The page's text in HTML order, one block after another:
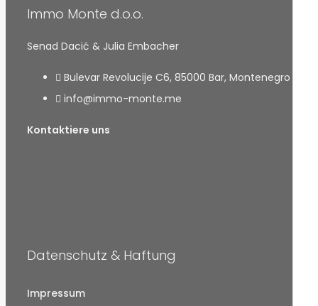
Immo Monte d.o.o.
Senad Dacić & Julia Embacher
Bulevar Revolucije C6, 85000 Bar, Montenegro
info@immo-monte.me
Kontaktiere uns
Datenschutz & Haftung
Impressum